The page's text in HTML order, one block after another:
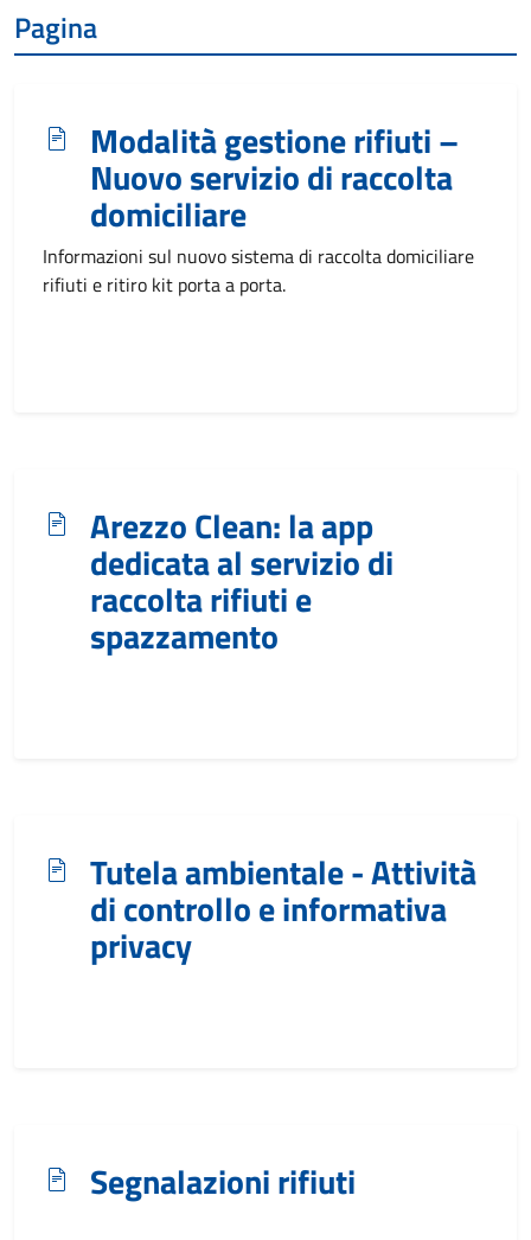
Pagina
Modalità gestione rifiuti –
Nuovo servizio di raccolta
domiciliare
Informazioni sul nuovo sistema di raccolta domiciliare
rifiuti e ritiro kit porta a porta.
Arezzo Clean: la app
dedicata al servizio di
raccolta rifiuti e
spazzamento
Tutela ambientale - Attività
di controllo e informativa
privacy
Segnalazioni rifiuti